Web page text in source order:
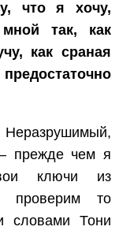
что я хочу,
так, как
как сраная
прежде чем я
ключи из
проверим то
словами Тони